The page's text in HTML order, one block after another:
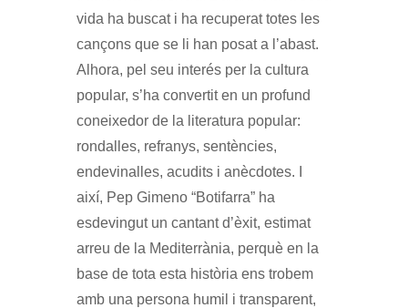
vida ha buscat i ha recuperat totes les
cançons que se li han posat a l’abast.
Alhora, pel seu interés per la cultura
popular, s’ha convertit en un profund
coneixedor de la literatura popular:
rondalles, refranys, sentències,
endevinalles, acudits i anècdotes. I
així, Pep Gimeno “Botifarra” ha
esdevingut un cantant d’èxit, estimat
arreu de la Mediterrània, perquè en la
base de tota esta història ens trobem
amb una persona humil i transparent,